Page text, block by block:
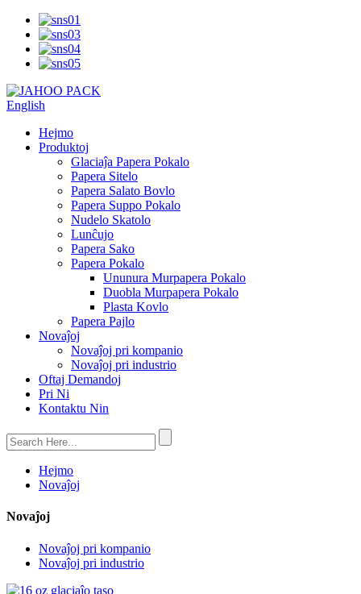
English
Hejmo
Produktoj
Glaciaĵa Papera Pokalo
Papera Sitelo
Papera Salato Bovlo
Papera Suppo Pokalo
Nudelo Skatolo
Lunĉujo
Papera Sako
Papera Pokalo
Ununura Murpapera Pokalo
Duobla Murpapera Pokalo
Plasta Kovlo
Papera Pajlo
Novaĵoj
Novaĵoj pri kompanio
Novaĵoj pri industrio
Oftaj Demandoj
Pri Ni
Kontaktu Nin
Hejmo
Novaĵoj
Novaĵoj
Novaĵoj pri kompanio
Novaĵoj pri industrio